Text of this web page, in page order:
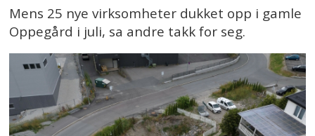
Mens 25 nye virksomheter dukket opp i gamle
Oppegård i juli, sa andre takk for seg.